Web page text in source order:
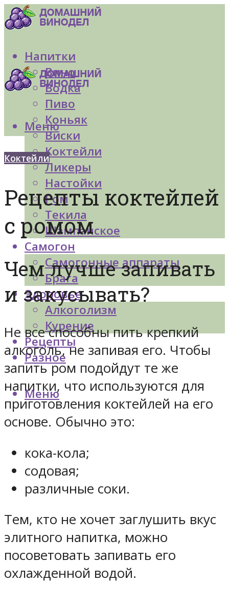
Напитки
Вино
Водка
Пиво
Коньяк
Виски
Коктейли
Ликеры
Настойки
Ром
Текила
Шампанское
Самогон
Самогонные аппараты
Брага
Здоровье
Алкоголизм
Курение
Рецепты
Разное
Меню
Меню
Коктейли
Рецепты коктейлей
с ромом
Чем лучше запивать
и закусывать?
Не все способны пить крепкий
алкоголь, не запивая его. Чтобы
запить ром подойдут те же
напитки, что используются для
приготовления коктейлей на его
основе. Обычно это:
кока-кола;
содовая;
различные соки.
Тем, кто не хочет заглушить вкус
элитного напитка, можно
посоветовать запивать его
охлажденной водой.